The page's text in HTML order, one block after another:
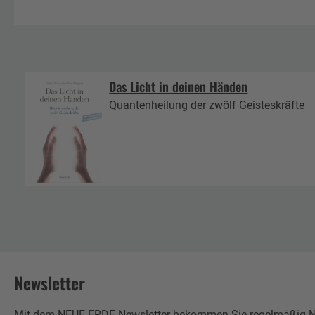
Das Licht in deinen Händen
Quantenheilung der zwölf Geisteskräfte
Newsletter